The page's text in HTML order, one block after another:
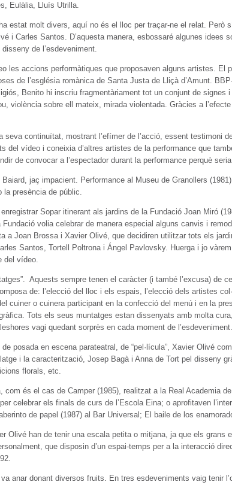
Eulàlia, Lluís Utrilla.
estat molt divers, aquí no és el lloc per traçar-ne el relat. Però
i Carles Santos. D’aquesta manera, esbossaré algunes
de l’esdeveniment.
les accions performàtiques que proposaven alguns artistes. El
de l’església romànica de Santa Justa de Lliçà d’Amunt.
Benito hi inscriu fragmentàriament tot un conjunt de
violència sobre ell mateix, mirada violentada. Gràcies a
continuïtat, mostrant l’efímer de l’acció, essent testimoni
vídeo i coneixia d’altres artistes de la performance que
de convocar a l’espectador durant la performance perquè
jaç impacient. Performance al Museu de Granollers
la presència de públic.
Sopar itinerant als jardins de la Fundació Joan Miró
volia celebrar de manera especial alguns canvis i
a Joan Brossa i Xavier Olivé, que decidiren utilitzar tots els
Santos, Tortell Poltrona i Ángel Pavlovsky. Huerga i jo
del vídeo.
Aquests sempre tenen el caràcter (i també l’excusa) de
de: l’elecció del lloc i els espais, l’elecció dels artistes
cuiner o cuinera participant en la confecció del menú i en la
Tots els seus muntatges estan dissenyats amb molta
vagi quedant sorprès en cada moment de
posada en escena parateatral, de “pel·lícula”, Xavier Olivé
i la caracterització, Josep Bagà i Anna de Tort pel disseny
florals, etc.
com és el cas de Camper (1985), realitzat a la Real Academia
celebrar els finals de curs de l’Escola Eina; o aprofitaven
de papel (1987) al Bar Universal; El baile de los
Olivé han de tenir una escala petita o mitjana, ja que els
que disposin d’un espai-temps per a la interacció
anar donant diversos fruits. En tres esdeveniments vaig tenir